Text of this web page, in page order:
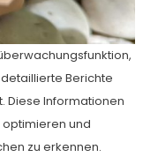
Berichte
Diese Informationen
optimieren und
zu erkennen.